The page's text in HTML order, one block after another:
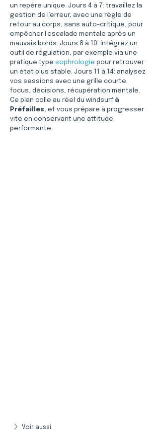
un repère unique. Jours 4 à 7: travaillez la
gestion de l’erreur, avec une règle de
retour au corps, sans auto-critique, pour
empêcher l’escalade mentale après un
mauvais bords. Jours 8 à 10: intégrez un
outil de régulation, par exemple via une
pratique type sophrologie pour retrouver
un état plus stable. Jours 11 à 14: analysez
vos sessions avec une grille courte:
focus, décisions, récupération mentale.
Ce plan colle au réel du windsurf à
Préfailles, et vous prépare à progresser
vite en conservant une attitude
performante.
Voir aussi